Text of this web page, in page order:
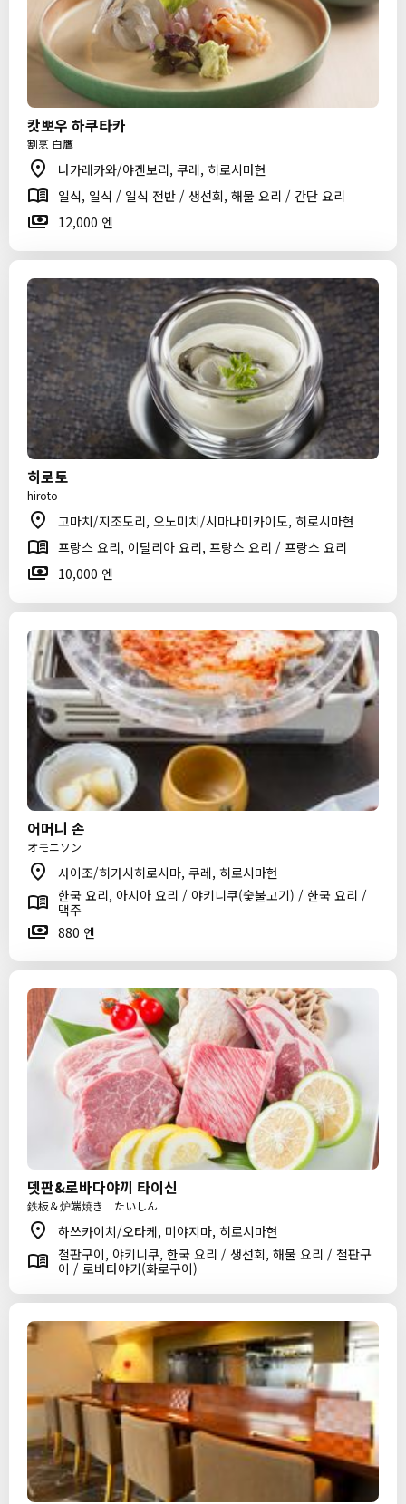
캇뽀우 하쿠타카
割烹 白鷹
나가레카와/야겐보리, 쿠레, 히로시마현
일식, 일식 / 일식 전반 / 생선회, 해물 요리 / 간단 요리
12,000 엔
히로토
hiroto
고마치/지조도리, 오노미치/시마나미카이도, 히로시마현
프랑스 요리, 이탈리아 요리, 프랑스 요리 / 프랑스 요리
10,000 엔
어머니 손
オモニソン
사이조/히가시히로시마, 쿠레, 히로시마현
한국 요리, 아시아 요리 / 야키니쿠(숯불고기) / 한국 요리 /
맥주
880 엔
뎃판&로바다야끼 타이신
鉄板＆炉端焼き たいしん
하쓰카이치/오타케, 미야지마, 히로시마현
철판구이, 야키니쿠, 한국 요리 / 생선회, 해물 요리 / 철판구
이 / 로바타야키(화로구이)